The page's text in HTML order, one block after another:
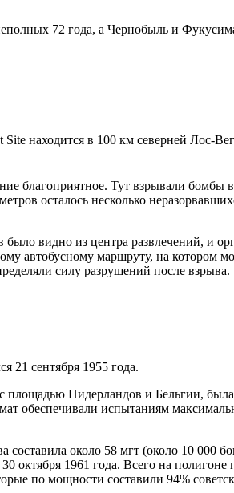
72 года, а Чернобыль и
находится в 100 км северней Лос-
благоприятное. Тут взрывали
осталось несколько
видно из центра развлечений, и
автобусному маршруту, на котором
силу разрушений после взрыва.
21 сентября 1955 года.
площадью Нидерландов и Бельгии,
обеспечивали испытаниям
около 58 мгт (около 10 000
1961 года. Всего на полигоне
по мощности составили 94%